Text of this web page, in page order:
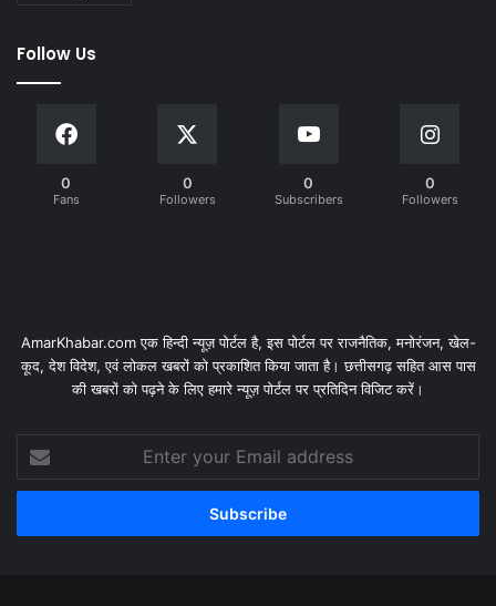
Follow Us
0
Fans
0
Followers
0
Subscribers
0
Followers
AmarKhabar.com एक हिन्दी न्यूज़ पोर्टल है, इस पोर्टल पर राजनैतिक, मनोरंजन, खेल-
कूद, देश विदेश, एवं लोकल खबरों को प्रकाशित किया जाता है। छत्तीसगढ़ सहित आस पास
की खबरों को पढ़ने के लिए हमारे न्यूज़ पोर्टल पर प्रतिदिन विजिट करें।
your
Email